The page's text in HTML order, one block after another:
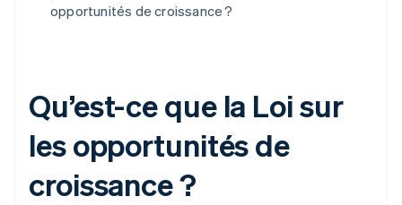
opportunités de croissance ?
Qu’est-ce que la Loi sur
les opportunités de
croissance ?